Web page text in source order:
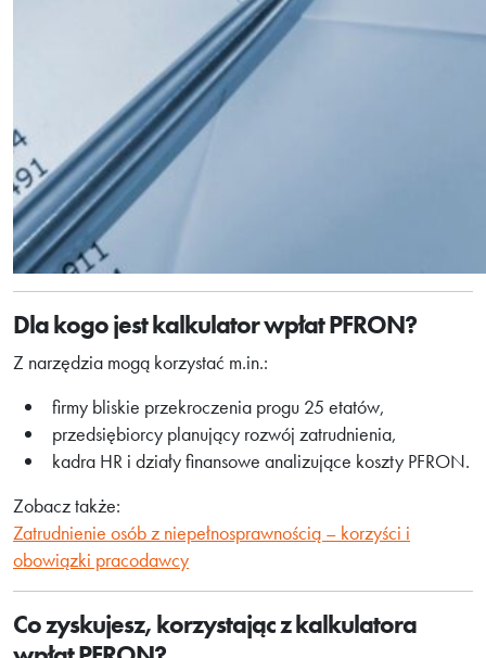
Dla kogo jest kalkulator wpłat PFRON?
Z narzędzia mogą korzystać m.in.:
firmy bliskie przekroczenia progu 25 etatów,
przedsiębiorcy planujący rozwój zatrudnienia,
kadra HR i działy finansowe analizujące koszty PFRON.
Zobacz także:
Zatrudnienie osób z niepełnosprawnością – korzyści i
obowiązki pracodawcy
Co zyskujesz, korzystając z kalkulatora